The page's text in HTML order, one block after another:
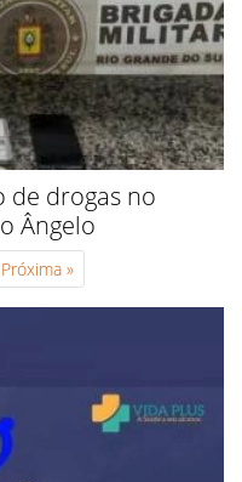
de drogas no
Ângelo
Próxima »